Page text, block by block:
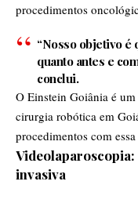
procedimentos
“Nosso objetivo é
quanto antes e
conclui.
O Einstein Goiânia é
cirurgia robótica em
procedimentos com
invasiva